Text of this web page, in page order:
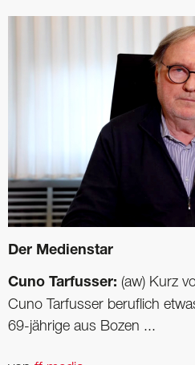
Der Medienstar
Cuno Tarfusser: (aw) Kurz
Cuno Tarfusser beruflich
69-jährige aus Bozen ...